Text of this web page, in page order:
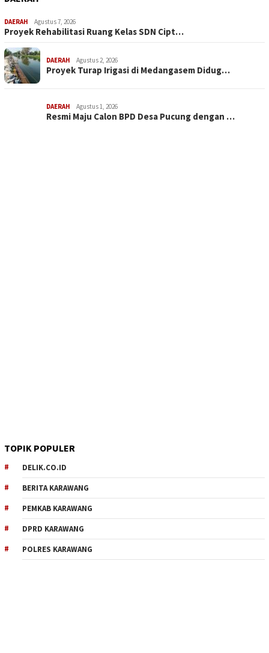
DAERAH Agustus 7, 2026
Proyek Rehabilitasi Ruang Kelas SDN Cipt…
DAERAH Agustus 2, 2026
Proyek Turap Irigasi di Medangasem Didug…
DAERAH Agustus 1, 2026
Resmi Maju Calon BPD Desa Pucung dengan …
TOPIK POPULER
DELIK.CO.ID
BERITA KARAWANG
PEMKAB KARAWANG
DPRD KARAWANG
POLRES KARAWANG